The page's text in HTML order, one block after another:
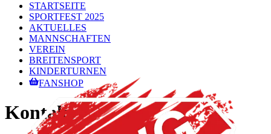
STARTSEITE
SPORTFEST 2025
AKTUELLES
MANNSCHAFTEN
VEREIN
BREITENSPORT
KINDERTURNEN
FANSHOP
Kontakt